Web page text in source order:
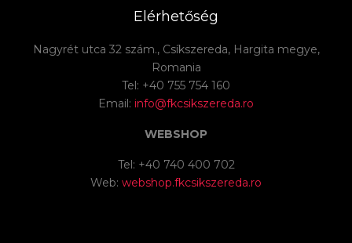
Elérhetőség
Nagyrét utca 32 szám., Csíkszereda, Hargita megye,
Romania
Tel: +40 755 754 160
Email: info@fkcsikszereda.ro
WEBSHOP
Tel: +40 740 400 702
Web: webshop.fkcsikszereda.ro